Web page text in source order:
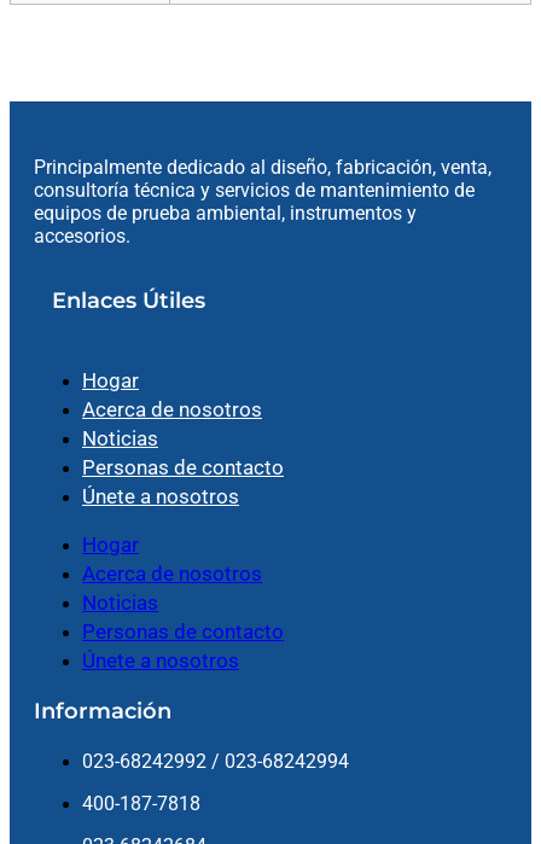
Principalmente dedicado al diseño, fabricación, venta,
consultoría técnica y servicios de mantenimiento de
equipos de prueba ambiental, instrumentos y
accesorios.
Enlaces Útiles
Hogar
Acerca de nosotros
Noticias
Personas de contacto
Únete a nosotros
Hogar
Acerca de nosotros
Noticias
Personas de contacto
Únete a nosotros
Información
023-68242992 / 023-68242994
400-187-7818